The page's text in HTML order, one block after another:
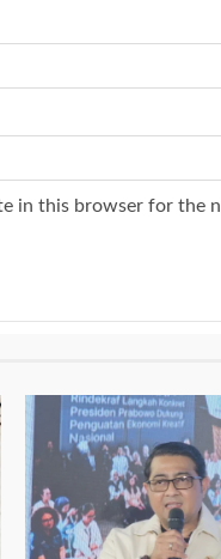
in this browser for the